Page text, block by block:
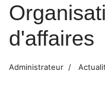
d'affaires
Administrateur